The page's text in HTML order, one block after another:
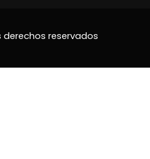
derechos reservados